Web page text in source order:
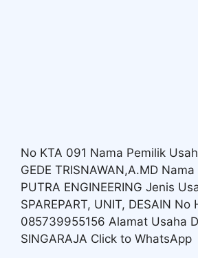
No KTA 091 Nama Pemilik
GEDE TRISNAWAN,A.MD Nama
PUTRA ENGINEERING Jenis
SPAREPART, UNIT, DESAIN No
085739955156 Alamat Usaha
SINGARAJA Click to WhatsApp